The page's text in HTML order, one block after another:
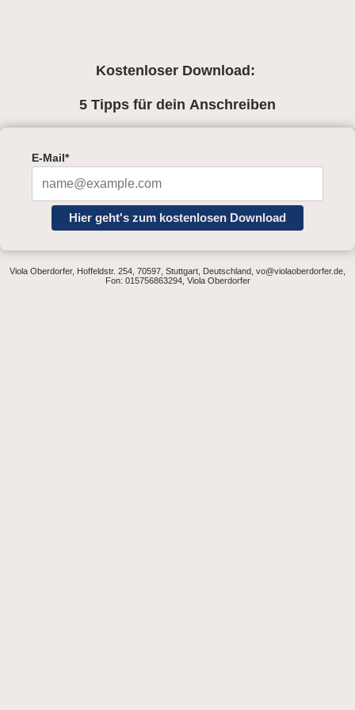
Kostenloser Download:
5 Tipps für dein Anschreiben
E-Mail*
Hier geht's zum kostenlosen Download
Viola Oberdorfer, Hoffeldstr. 254, 70597, Stuttgart, Deutschland, vo@violaoberdorfer.de,
Fon: 015756863294, Viola Oberdorfer